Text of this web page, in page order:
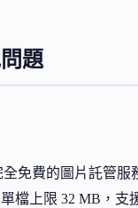
題
免費的圖片託管服
檔上限 32 MB，支